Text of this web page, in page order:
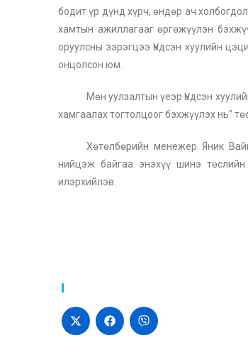
бодит үр дүнд хүрч, өндөр ач
хамтын ажиллагааг өргөжүүлэн
оруулсны зэрэгцээ Үндсэн хуулийн
онцолсон юм.
Мөн уулзалтын үеэр Үндсэн
хамгаалах тогтолцоог бэхжүүлэх нь”
Хөтөлбөрийн менежер Яник
нийцэж байгаа энэхүү шинэ
илэрхийлэв.